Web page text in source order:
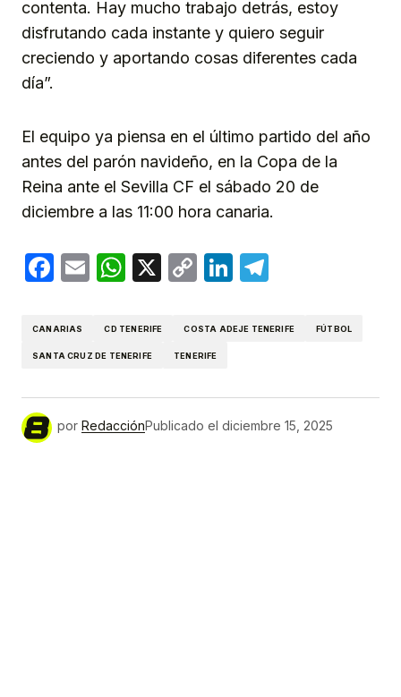
contenta. Hay mucho trabajo detrás, estoy
disfrutando cada instante y quiero seguir
creciendo y aportando cosas diferentes cada
día”.
El equipo ya piensa en el último partido del año
antes del parón navideño, en la Copa de la
Reina ante el Sevilla CF el sábado 20 de
diciembre a las 11:00 hora canaria.
Facebook
EmailWhatsApp
X
CopyLinkedIn
CANARIAS CD TENERIFE COSTA ADEJE TENERIFE FÚTBOL
SANTA CRUZ DE TENERIFE TENERIFE
por RedacciónPublicado el diciembre 15, 2025